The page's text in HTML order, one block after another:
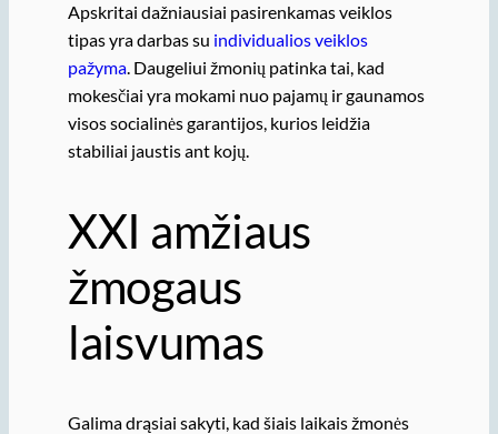
Apskritai dažniausiai pasirenkamas veiklos
tipas yra darbas su individualios veiklos
pažyma. Daugeliui žmonių patinka tai, kad
mokesčiai yra mokami nuo pajamų ir gaunamos
visos socialinės garantijos, kurios leidžia
stabiliai jaustis ant kojų.
XXI amžiaus
žmogaus
laisvumas
Galima drąsiai sakyti, kad šiais laikais žmonės